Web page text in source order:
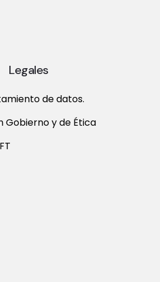
Legales
de datos.
Gobierno y de Ética